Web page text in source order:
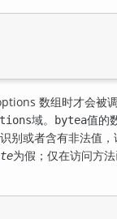
数组时才会被调
域。 bytea值的
别或者含有非法值
为假；仅在访问方